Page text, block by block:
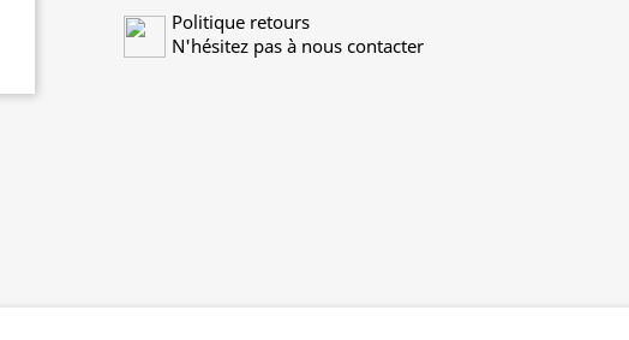
Politique retours
N'hésitez pas à nous contacter